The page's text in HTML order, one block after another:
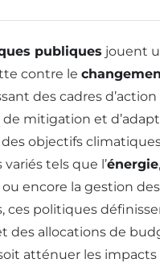
publiques jouent
contre le
des cadres
de mitigation et
objectifs
tels que l’énergie
encore la gestion
ces politiques
des allocations de
atténuer les impacts